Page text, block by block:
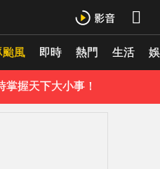
颱風 即時 熱門 生活
掌握天下大小事！